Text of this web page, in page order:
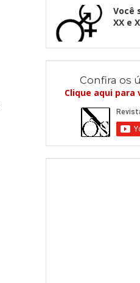
Você
XX e
Confira os
Clique aqui para